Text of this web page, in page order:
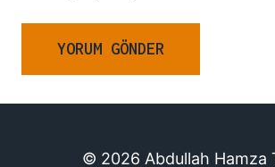
© 2026 Abdullah Hamza